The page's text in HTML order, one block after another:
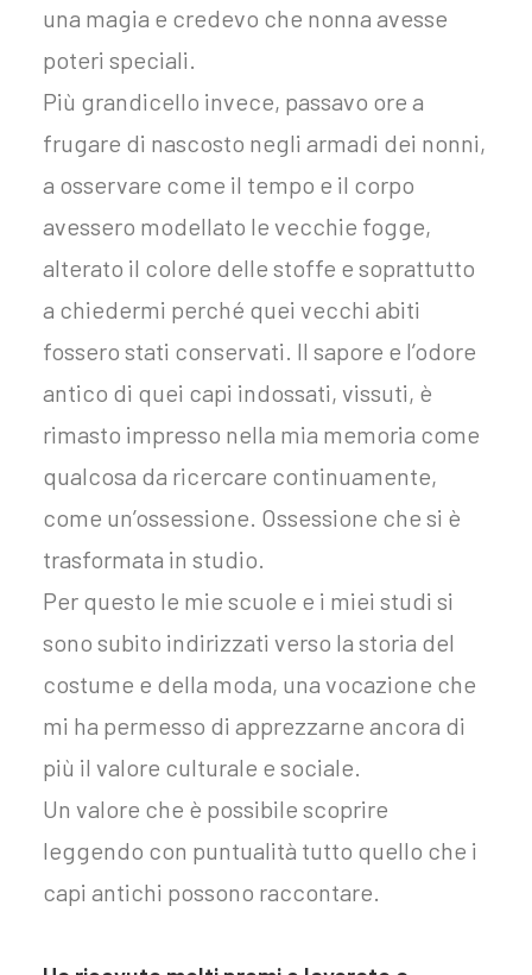
una magia e credevo che nonna avesse
poteri speciali.
Più grandicello invece, passavo ore a
frugare di nascosto negli armadi dei nonni,
a osservare come il tempo e il corpo
avessero modellato le vecchie fogge,
alterato il colore delle stoffe e soprattutto
a chiedermi perché quei vecchi abiti
fossero stati conservati. Il sapore e l’odore
antico di quei capi indossati, vissuti, è
rimasto impresso nella mia memoria come
qualcosa da ricercare continuamente,
come un’ossessione. Ossessione che si è
trasformata in studio.
Per questo le mie scuole e i miei studi si
sono subito indirizzati verso la storia del
costume e della moda, una vocazione che
mi ha permesso di apprezzarne ancora di
più il valore culturale e sociale.
Un valore che è possibile scoprire
leggendo con puntualità tutto quello che i
capi antichi possono raccontare.